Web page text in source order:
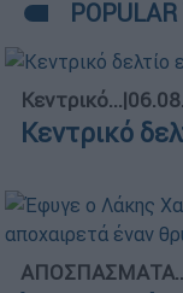
Κεντρικό...|
Κεντρικό